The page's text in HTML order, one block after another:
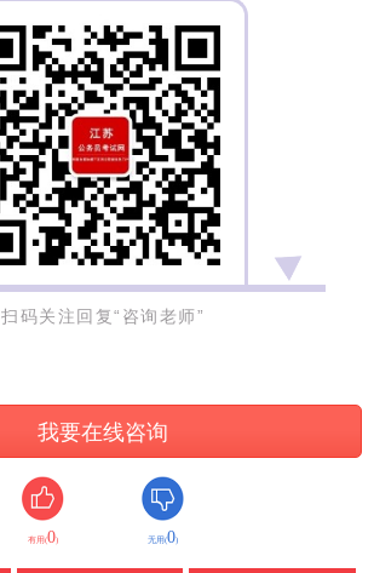
扫码关注回复“咨询老师”
我要在线咨询
有用(0) 无用(0)